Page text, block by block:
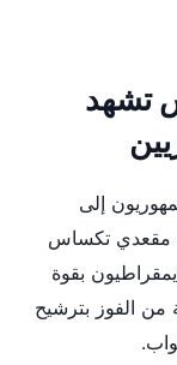
تشهد
إلى
مقعدي تكساس
بقوة
من الفوز بترشيح